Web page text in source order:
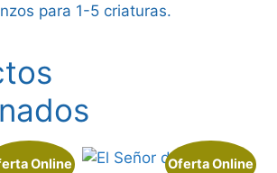
para 1-5 criaturas.
Online Oferta Online